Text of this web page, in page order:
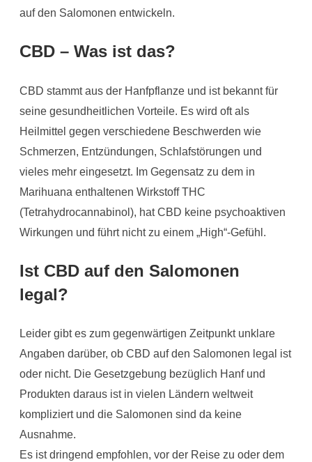
auf den Salomonen entwickeln.
CBD – Was ist das?
CBD stammt aus der Hanfpflanze und ist bekannt für
seine gesundheitlichen Vorteile. Es wird oft als
Heilmittel gegen verschiedene Beschwerden wie
Schmerzen, Entzündungen, Schlafstörungen und
vieles mehr eingesetzt. Im Gegensatz zu dem in
Marihuana enthaltenen Wirkstoff THC
(Tetrahydrocannabinol), hat CBD keine psychoaktiven
Wirkungen und führt nicht zu einem „High“-Gefühl.
Ist CBD auf den Salomonen
legal?
Leider gibt es zum gegenwärtigen Zeitpunkt unklare
Angaben darüber, ob CBD auf den Salomonen legal ist
oder nicht. Die Gesetzgebung bezüglich Hanf und
Produkten daraus ist in vielen Ländern weltweit
kompliziert und die Salomonen sind da keine
Ausnahme.
Es ist dringend empfohlen, vor der Reise zu oder dem